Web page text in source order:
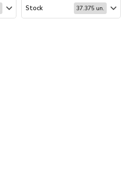
Stock 37.375 un.